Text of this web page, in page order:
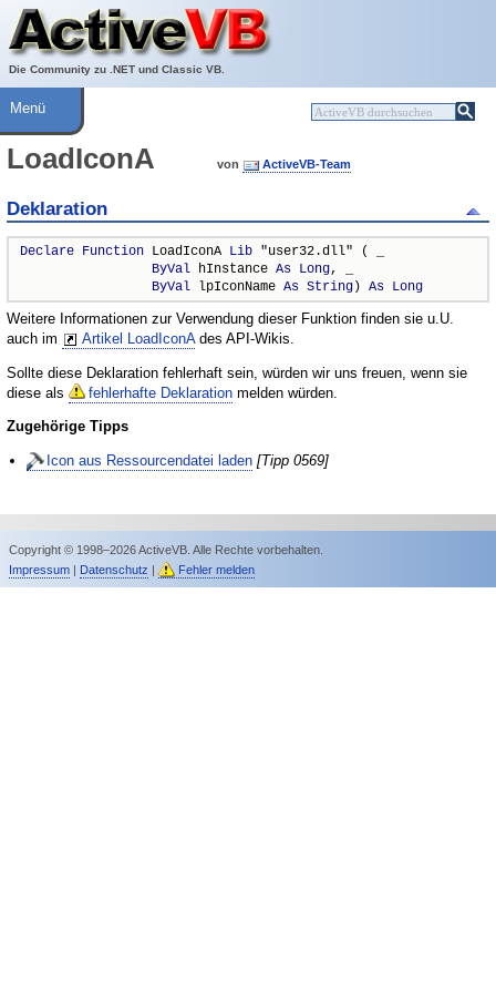
Die Community zu .NET und Classic VB.
Über ActiveVB
Hilfe
Menü
LoadIconA von ActiveVB-Team
Deklaration
Declare Function LoadIconA Lib "user32.dll" ( _
ByVal hInstance As Long, _
ByVal lpIconName As String) As Long
Weitere Informationen zur Verwendung dieser Funktion finden sie u.U.
auch im
Artikel LoadIconAdes API-Wikis.
Sollte diese Deklaration fehlerhaft sein, würden wir uns freuen, wenn sie
diese als
fehlerhafte Deklaration melden würden.
Zugehörige Tipps
Icon aus Ressourcendatei laden [Tipp 0569]
Copyright © 1998–2026 ActiveVB. Alle Rechte vorbehalten.
Impressum| Datenschutz | Fehler melden